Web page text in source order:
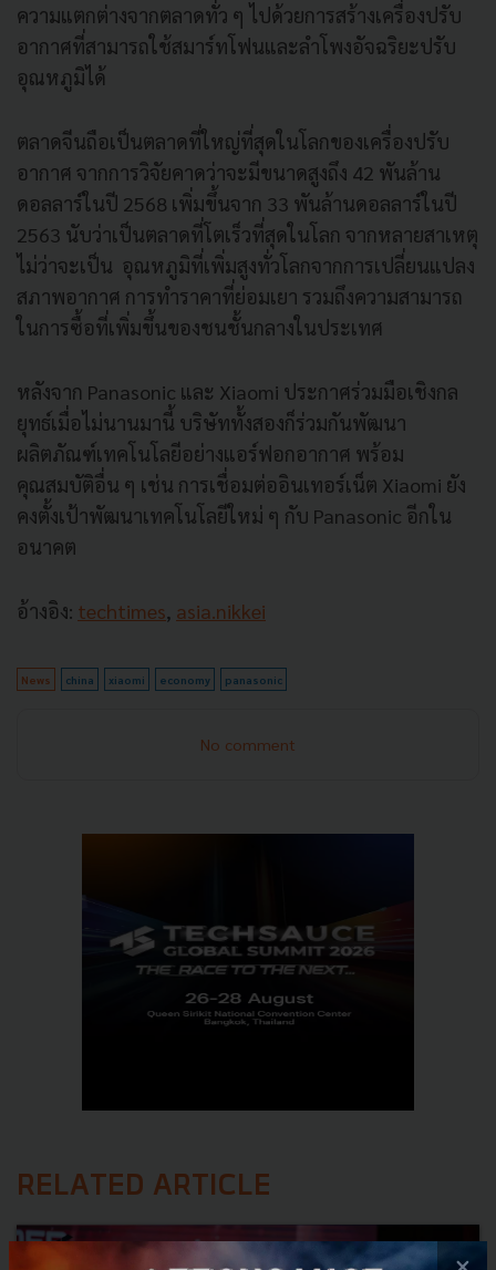
ความแตกต่างจากตลาดทั่ว ๆ ไปด้วยการสร้างเครื่องปรับ
อากาศที่สามารถใช้สมาร์ทโฟนและลําโพงอัจฉริยะปรับ
อุณหภูมิได้
ตลาดจีนถือเป็นตลาดที่ใหญ่ที่สุดในโลกของเครื่องปรับ
อากาศ จากการวิจัยคาดว่าจะมีขนาดสูงถึง 42 พันล้าน
ดอลลาร์ในปี 2568 เพิ่มขึ้นจาก 33 พันล้านดอลลาร์ในปี
2563 นับว่าเป็นตลาดที่โตเร็วที่สุดในโลก จากหลายสาเหตุ
ไม่ว่าจะเป็น อุณหภูมิที่เพิ่มสูงทั่วโลกจากการเปลี่ยนแปลง
สภาพอากาศ การทำราคาที่ย่อมเยา รวมถึงความสามารถ
ในการซื้อที่เพิ่มขึ้นของชนชั้นกลางในประเทศ
หลังจาก Panasonic และ Xiaomi ประกาศร่วมมือเชิงกล
ยุทธ์เมื่อไม่นานมานี้ บริษัททั้งสองก็ร่วมกันพัฒนา
ผลิตภัณฑ์เทคโนโลยีอย่างแอร์ฟอกอากาศ พร้อม
คุณสมบัติอื่น ๆ เช่น การเชื่อมต่ออินเทอร์เน็ต Xiaomi ยัง
คงตั้งเป้าพัฒนาเทคโนโลยีใหม่ ๆ กับ Panasonic อีกใน
อนาคต
อ้างอิง: techtimes, asia.nikkei
News china xiaomi economy panasonic
No comment
RELATED ARTICLE